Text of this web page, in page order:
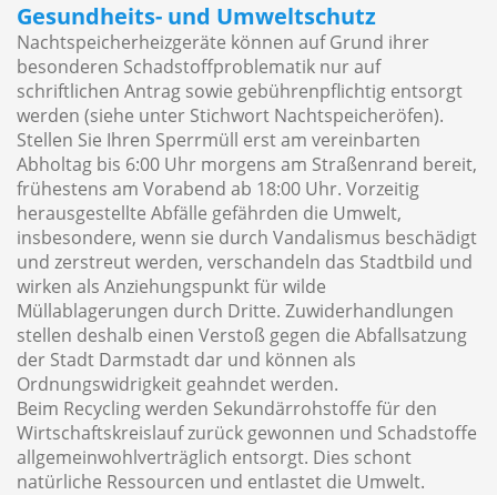
Gesundheits- und Umweltschutz
Nachtspeicherheizgeräte können auf Grund ihrer
besonderen Schadstoffproblematik nur auf
schriftlichen Antrag sowie gebührenpflichtig entsorgt
werden (siehe unter Stichwort Nachtspeicheröfen).
Stellen Sie Ihren Sperrmüll erst am vereinbarten
Abholtag bis 6:00 Uhr morgens am Straßenrand bereit,
frühestens am Vorabend ab 18:00 Uhr. Vorzeitig
herausgestellte Abfälle gefährden die Umwelt,
insbesondere, wenn sie durch Vandalismus beschädigt
und zerstreut werden, verschandeln das Stadtbild und
wirken als Anziehungspunkt für wilde
Müllablagerungen durch Dritte. Zuwiderhandlungen
stellen deshalb einen Verstoß gegen die Abfallsatzung
der Stadt Darmstadt dar und können als
Ordnungswidrigkeit geahndet werden.
Beim Recycling werden Sekundärrohstoffe für den
Wirtschaftskreislauf zurück gewonnen und Schadstoffe
allgemeinwohlverträglich entsorgt. Dies schont
natürliche Ressourcen und entlastet die Umwelt.